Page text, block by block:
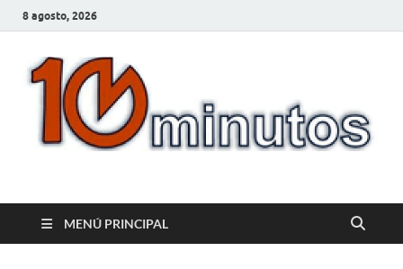
8 agosto, 2026
10minutos.com.uy
MENÚ PRINCIPAL